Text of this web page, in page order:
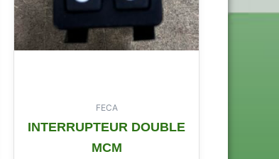
FECA
INTERRUPTEUR DOUBLE
MCM